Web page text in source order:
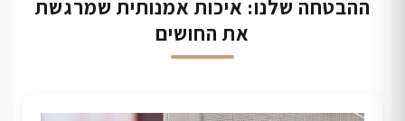
ההבטחה שלנו: איכות אמנותית שמרגשת
את החושים